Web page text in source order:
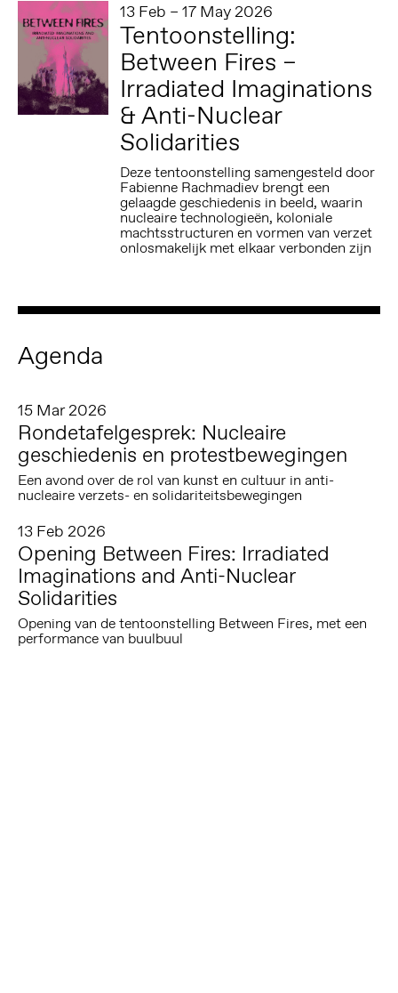
13 Feb – 17 May 2026
Tentoonstelling:
Between Fires –
Irradiated Imaginations
& Anti-Nuclear
Solidarities
Deze tentoonstelling samengesteld door
Fabienne Rachmadiev brengt een
gelaagde geschiedenis in beeld, waarin
nucleaire technologieën, koloniale
machtsstructuren en vormen van verzet
onlosmakelijk met elkaar verbonden zijn
Agenda
15 Mar 2026
Rondetafelgesprek: Nucleaire
geschiedenis en protestbewegingen
Een avond over de rol van kunst en cultuur in anti-
nucleaire verzets- en solidariteitsbewegingen
13 Feb 2026
Opening Between Fires: Irradiated
Imaginations and Anti-Nuclear
Solidarities
Opening van de tentoonstelling Between Fires, met een
performance van buulbuul